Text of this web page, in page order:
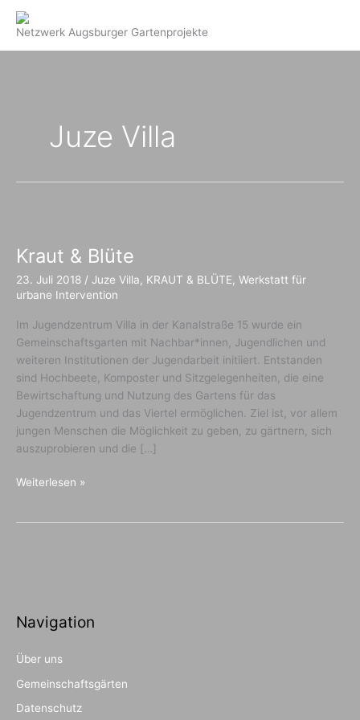
InhaltNetzwerk Augsburger Gartenprojekte
Juze Villa
Kraut & Blüte
23. Juli 2018 / Juze Villa KRAUT & BLÜTE Werkstatt für
urbane Intervention
Im Jugendzentrum Villa in der Kanalstraße 15 wurde ein
Gemeinschaftsgarten mit Nachbar*innen, Jugendlichen und
weiteren Institutionen der Jugendarbeit initiiert. Entstanden
sind Hochbeete, Komposter und Sitzgelegenheiten, die eine
Bewirtschaftung und Nutzung des Gartens für das
Jugendzentrum und das Viertel ermöglichen. Ziel ist, vor allem
jungen Menschen die Möglichkeit zu geben, zu gärtnern, sich
auszuprobieren und die […]
Kraut
Weiterlesen »
Navigation
Über uns
Gemeinschaftsgärten
Datenschutz